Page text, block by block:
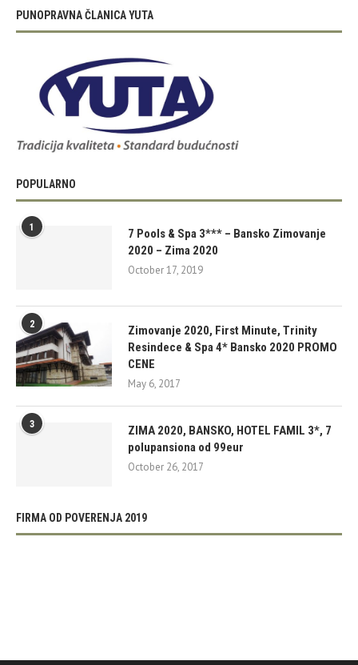
PUNOPRAVNA ČLANICA YUTA
POPULARNO
1
7 Pools & Spa 3*** – Bansko Zimovanje
2020 – Zima 2020
October 17, 2019
2
Zimovanje 2020, First Minute, Trinity
Resindece & Spa 4* Bansko 2020 PROMO
CENE
May 6, 2017
3
ZIMA 2020, BANSKO, HOTEL FAMIL 3*, 7
polupansiona od 99eur
October 26, 2017
FIRMA OD POVERENJA 2019